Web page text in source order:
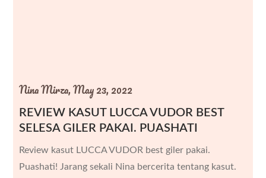
REVIEW KASUT LUCCA VUDOR BEST
SELESA GILER PAKAI. PUASHATI
Nina Mirza,May 23, 2022
Review kasut LUCCA VUDOR best giler pakai.
Puashati! Jarang sekali Nina bercerita tentang kasut.